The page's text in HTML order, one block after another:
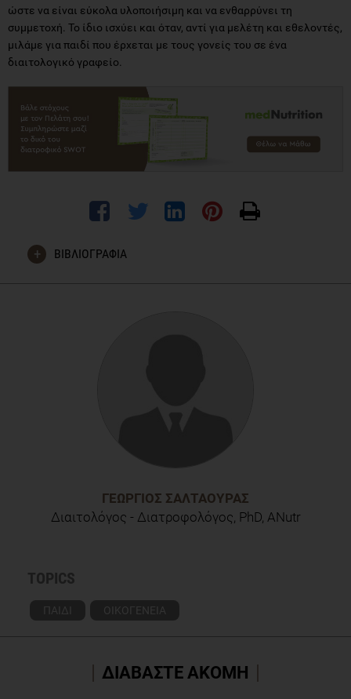
ώστε να είναι εύκολα υλοποιήσιμη και να ενθαρρύνει τη
συμμετοχή. Το ίδιο ισχύει και όταν, αντί για μελέτη και εθελοντές,
μιλάμε για παιδί που έρχεται με τους γονείς του σε ένα
διαιτολογικό γραφείο.
ΒΙΒΛΙΟΓΡΑΦΙΑ
ΓΕΏΡΓΙΟΣ ΣΑΛΤΑΟΎΡΑΣ
Διαιτολόγος - Διατροφολόγος, PhD, ANutr
TOPICS
ΠΑΙΔΙ ΟΙΚΟΓΕΝΕΙΑ
ΔΙΑΒΑΣΤΕ ΑΚΟΜΗ